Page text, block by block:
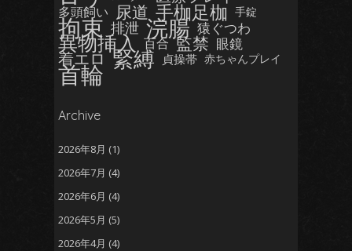
多頭飼い 尿道 手枷足枷 手錠
拘束 排泄 浣腸 猿ぐつわ
異物挿入 百合 監禁 眼鏡
着エロ 緊縛 貞操帯 赤ちゃんプレイ
首輪
Archive
2026年8月 (1)
2026年7月 (4)
2026年6月 (4)
2026年5月 (5)
2026年4月 (4)